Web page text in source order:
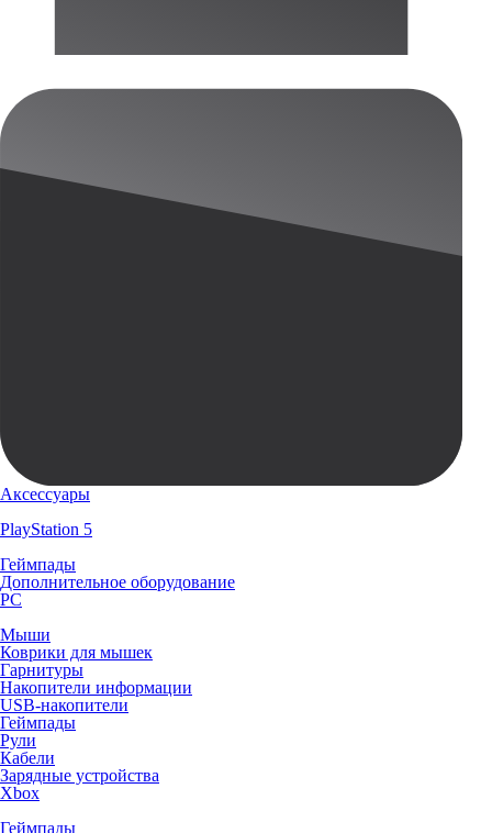
Аксессуары
PlayStation 5
Геймпады
Дополнительное оборудование
PC
Мыши
Коврики для мышек
Гарнитуры
Накопители информации
USB-накопители
Геймпады
Рули
Кабели
Зарядные устройства
Xbox
Геймпады